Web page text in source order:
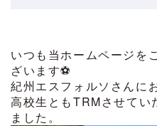
いつも当ホームページを
ざいます⚽️
紀州エスフォルソさんに
高校生ともTRMさせてい
ました。